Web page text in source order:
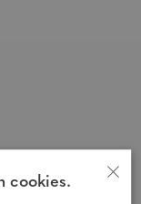
×
cookies.